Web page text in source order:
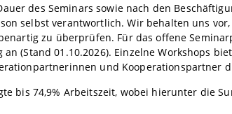
des Seminars sowie nach den
selbst verantwortlich. Wir behalten uns
zu überprüfen. Für das offene
(Stand 01.10.2026). Einzelne Workshops
und Kooperationspartner
bis 74,9% Arbeitszeit, wobei hierunter die